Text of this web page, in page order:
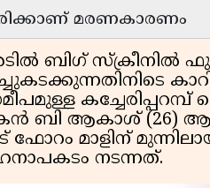
മരണകാരണം
ബിഗ് സ്ക്രീനിൽ
ബി ആകാശ് (26) ആണ്
ഫോറം മാളിന്
നടന്നത്.